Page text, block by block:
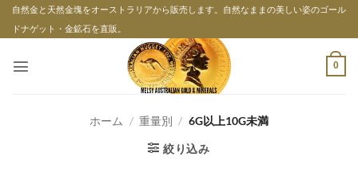
Skip自然金と天然金塊をオーストラリアから販売します。自然なままの美しい姿のゴール
ドナゲット・金鉱石を直販。
0
ホーム / 重量別 / 6G以上10G未満
絞り込み